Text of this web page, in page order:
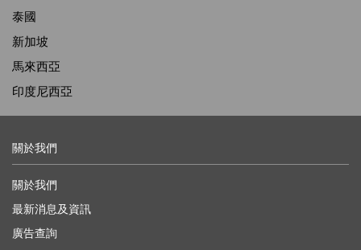
泰國
新加坡
馬來西亞
印度尼西亞
關於我們
關於我們
最新消息及資訊
廣告查詢